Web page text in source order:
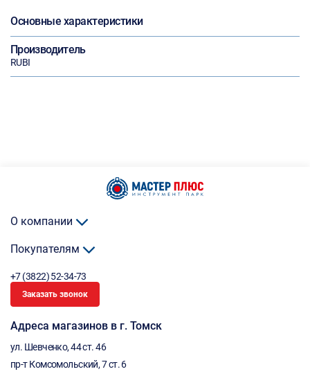
Основные характеристики
Производитель
RUBI
О компании
Покупателям
+7 (3822) 52-34-73
Заказать звонок
Адреса магазинов в г. Томск
ул. Шевченко, 44 ст. 46
пр-т Комсомольский, 7 ст. 6